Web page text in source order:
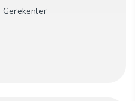
Gerekenler